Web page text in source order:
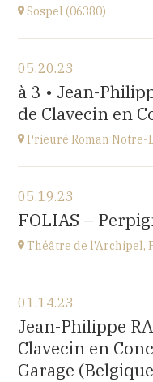
Go to site
Sospel (06380)
Sospel (06380)
at20H30
Go to site
05.20.23
à 3 • Jean-
de Clavecin en
Prieuré Roman Notre-
Mas Riquer, Catllar
at18H00
05.19.23
FOLIAS –
Théâtre de l'Archipel,
Théâtre de l'Archipel,
Le Carré, avenue du
Perpignan
at
01.14.23
Jean-Philippe
Clavecin en
Garage